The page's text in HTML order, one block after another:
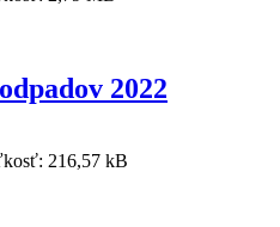
2022
216,57 kB